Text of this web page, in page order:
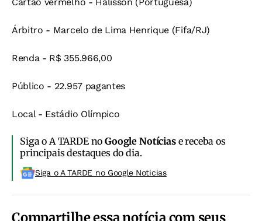
Árbitro - Marcelo de Lima Henrique (Fifa/RJ)
Renda - R$ 355.966,00
Público - 22.957 pagantes
Local - Estádio Olímpico
Siga o A TARDE noGoogle Notíciase receba os
principais destaques do dia.
Siga o A TARDE no Google Noticias
Compartilhe essa notícia com seus